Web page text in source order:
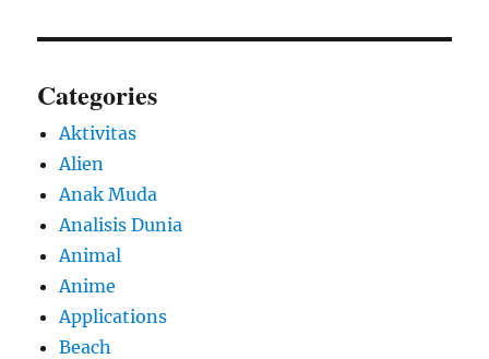
Categories
Aktivitas
Alien
Anak Muda
Analisis Dunia
Animal
Anime
Applications
Beach